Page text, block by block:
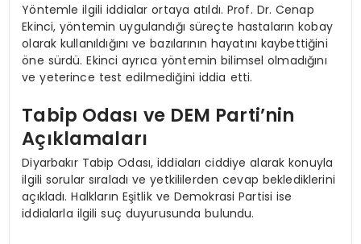
Yöntemle ilgili iddialar ortaya atıldı. Prof. Dr. Cenap
Ekinci, yöntemin uygulandığı süreçte hastaların kobay
olarak kullanıldığını ve bazılarının hayatını kaybettiğini
öne sürdü. Ekinci ayrıca yöntemin bilimsel olmadığını
ve yeterince test edilmediğini iddia etti.
Tabip Odası ve DEM Parti’nin
Açıklamaları
Diyarbakır Tabip Odası, iddiaları ciddiye alarak konuyla
ilgili sorular sıraladı ve yetkililerden cevap beklediklerini
açıkladı. Halkların Eşitlik ve Demokrasi Partisi ise
iddialarla ilgili suç duyurusunda bulundu.